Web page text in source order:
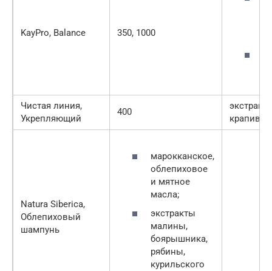
KayPro, Balance 350, 1000
Чистая линия,
Укрепляющий
400
крапивы
Natura Siberica,
Облепиховый
шампунь
марокканское,
облепиховое
и мятное
масла;
экстракты
малины,
боярышника,
рябины,
курильского